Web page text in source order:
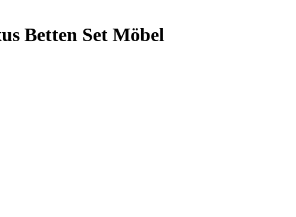
Betten Set Möbel